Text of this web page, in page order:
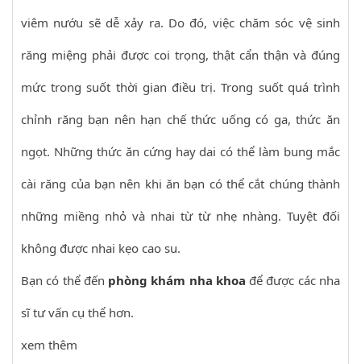
viêm nướu sẽ dễ xảy ra. Do đó, việc chăm sóc vệ sinh
răng miệng phải được coi trọng, thật cẩn thận và đúng
mức trong suốt thời gian điều trị. Trong suốt quá trình
chỉnh răng bạn nên hạn chế thức uống có ga, thức ăn
ngọt. Những thức ăn cứng hay dai có thể làm bung mắc
cài răng của bạn nên khi ăn bạn có thể cắt chúng thành
những miềng nhỏ và nhai từ từ nhẹ nhàng. Tuyệt đối
không được nhai kẹo cao su.
Bạn có thể đến phòng khám nha khoa để được các nha
sĩ tư vấn cụ thể hơn.
xem thêm